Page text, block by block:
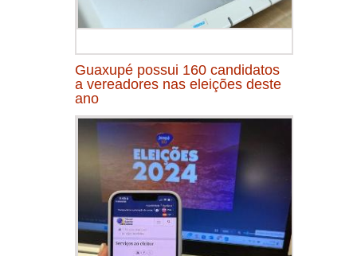
Guaxupé possui 160 candidatos
a vereadores nas eleições deste
ano